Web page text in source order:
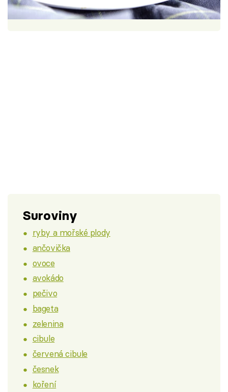
Škola vaření1 porce 30 minut
Suroviny
ryby a mořské plody
ančovička
ovoce
avokádo
pečivo
bageta
zelenina
cibule
červená cibule
česnek
koření